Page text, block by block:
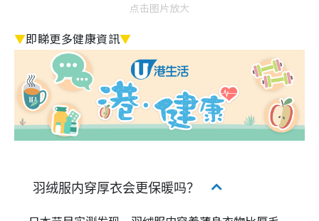
点击图片放大
▼即睇更多健康資訊▼
羽绒服内穿厚衣会更保暖吗？